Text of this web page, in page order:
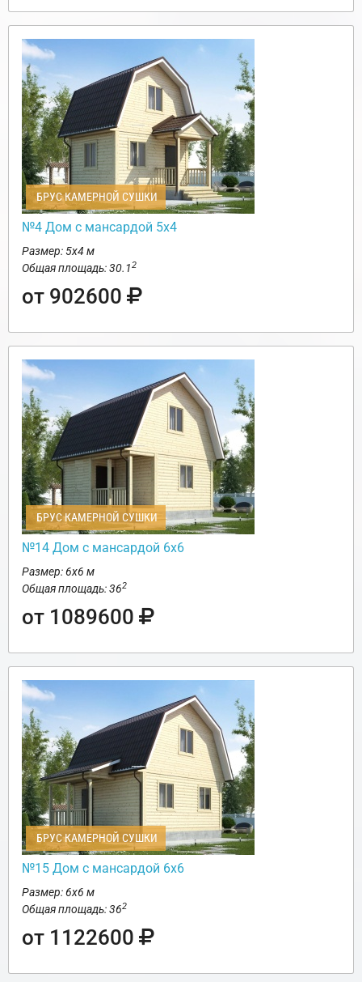
БРУС КАМЕРНОЙ СУШКИ
№4 Дом с мансардой 5х4
Размер: 5х4 м
Общая площадь: 30.12
от 902600
БРУС КАМЕРНОЙ СУШКИ
№14 Дом с мансардой 6х6
Размер: 6х6 м
Общая площадь: 362
от 1089600
БРУС КАМЕРНОЙ СУШКИ
№15 Дом с мансардой 6х6
Размер: 6х6 м
Общая площадь: 362
от 1122600